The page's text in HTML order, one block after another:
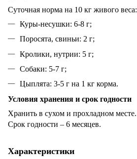
Суточная норма на 10 кг живого веса:
Куры-несушки: 6-8 г;
Поросята, свиньи: 2 г;
Кролики, нутрии: 5 г;
Собаки: 5-7 г;
Цыплята: 3-5 г на 1 кг корма.
Условия хранения и срок годности
Хранить в сухом и прохладном месте.
Срок годности – 6 месяцев.
Характеристики